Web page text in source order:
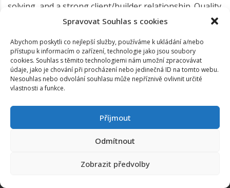
Spravovat Souhlas s cookies
Abychom poskytli co nejlepší služby, používáme k ukládání a/nebo
přístupu k informacím o zařízení, technologie jako jsou soubory
cookies. Souhlas s těmito technologiemi nám umožní zpracovávat
údaje, jako je chování při procházení nebo jedinečná ID na tomto webu.
Nesouhlas nebo odvolání souhlasu může nepříznivě ovlivnit určité
vlastnosti a funkce.
Příjmout
Odmítnout
Zobrazit předvolby
solving, and a strong client/builder relationship. Quality
leadership offers value to both the organization and its
customers by ensuring that each party’s expectations
are met to the fullest extent possible.
www.za7.cz. All rights reserved